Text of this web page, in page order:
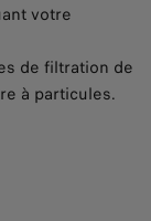
votre
de filtration de
à particules.